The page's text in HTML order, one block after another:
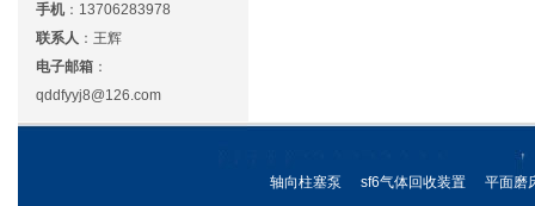
手机： 13706283978
联系人 ： 王辉
电子邮箱 ：
qddfyyj8@126.com
轴向柱塞泵 sf6气体回收装置
平面磨